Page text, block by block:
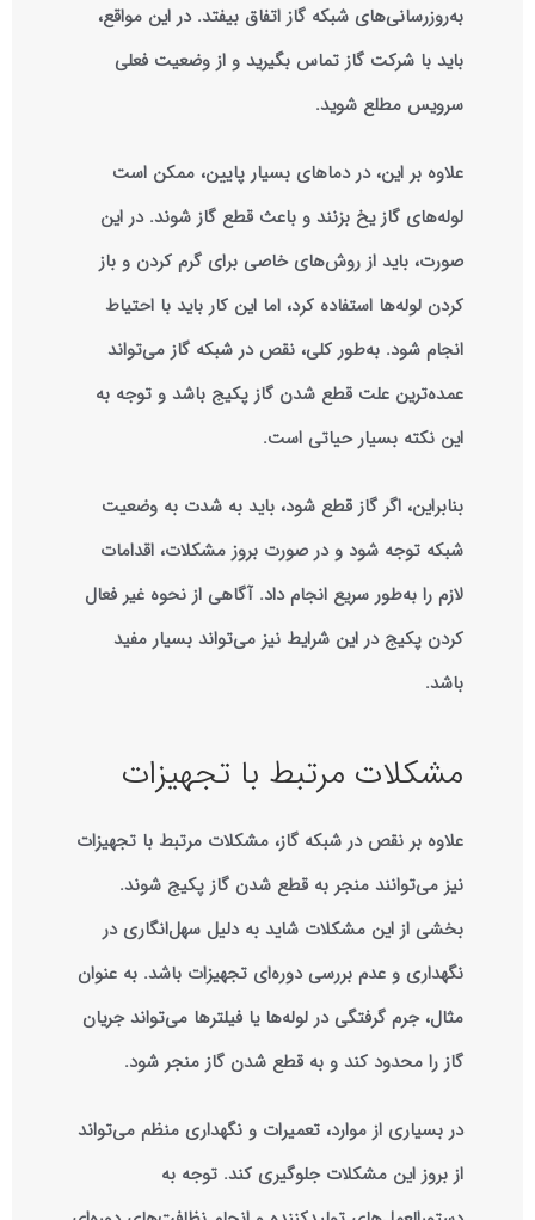
به‌روزرسانی‌های شبکه گاز اتفاق بیفتد. در این مواقع،
باید با شرکت گاز تماس بگیرید و از وضعیت فعلی
سرویس مطلع شوید.
علاوه بر این، در دماهای بسیار پایین، ممکن است
لوله‌های گاز یخ بزنند و باعث قطع گاز شوند. در این
صورت، باید از روش‌های خاصی برای گرم کردن و باز
کردن لوله‌ها استفاده کرد، اما این کار باید با احتیاط
انجام شود. به‌طور کلی، نقص در شبکه گاز می‌تواند
عمده‌ترین علت قطع شدن گاز پکیج باشد و توجه به
این نکته بسیار حیاتی است.
بنابراین، اگر گاز قطع شود، باید به شدت به وضعیت
شبکه توجه شود و در صورت بروز مشکلات، اقدامات
لازم را به‌طور سریع انجام داد. آگاهی از نحوه غیر فعال
کردن پکیج در این شرایط نیز می‌تواند بسیار مفید
باشد.
مشکلات مرتبط با تجهیزات
علاوه بر نقص در شبکه گاز، مشکلات مرتبط با تجهیزات
نیز می‌توانند منجر به قطع شدن گاز پکیج شوند.
بخشی از این مشکلات شاید به دلیل سهل‌انگاری در
نگهداری و عدم بررسی دوره‌ای تجهیزات باشد. به عنوان
مثال، جرم گرفتگی در لوله‌ها یا فیلترها می‌تواند جریان
گاز را محدود کند و به قطع شدن گاز منجر شود.
در بسیاری از موارد، تعمیرات و نگهداری منظم می‌تواند
از بروز این مشکلات جلوگیری کند. توجه به